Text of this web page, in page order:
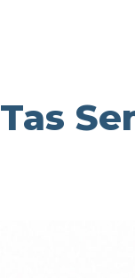
Tas